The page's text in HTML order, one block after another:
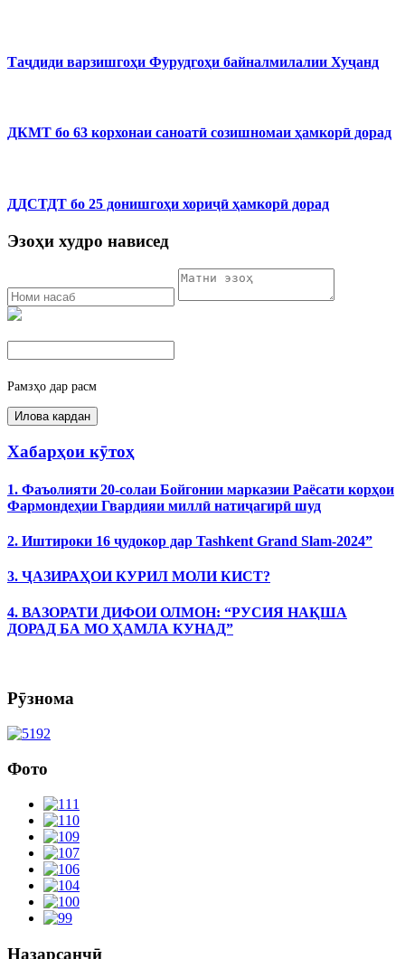
Таҷдиди варзишгоҳи Фурудгоҳи байналмилалии Хуҷанд
ДКМТ бо 63 корхонаи саноатӣ созишномаи ҳамкорӣ дорад
ДДСТДТ бо 25 донишгоҳи хориҷӣ ҳамкорӣ дорад
Эзоҳи худро нависед
Рамзҳо дар расм
Хабарҳои кӯтоҳ
1. Фаъолияти 20-солаи Бойгонии марказии Раёсати корҳои
Фармондеҳии Гвардияи миллӣ натиҷагирӣ шуд
2. Иштироки 16 ҷудокор дар Tashkent Grand Slam-2024”
3. ҶАЗИРАҲОИ КУРИЛ МОЛИ КИСТ?
4. ВАЗОРАТИ ДИФОИ ОЛМОН: “РУСИЯ НАҚША
ДОРАД БА МО ҲАМЛА КУНАД”
Рӯзнома
Фото
Назарсанҷӣ